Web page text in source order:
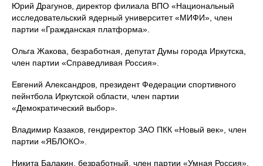
Юрий Драгунов, директор филиала ВПО «Национальный
исследовательский ядерный университет «МИФИ», член
партии «Гражданская платформа».
Ольга Жакова, безработная, депутат Думы города Иркутска,
член партии «Справедливая Россия».
Евгений Александров, президент Федерации спортивного
пейнтбола Иркутской области, член партии
«Демократический выбор».
Владимир Казаков, гендиректор ЗАО ПКК «Новый век», член
партии «ЯБЛОКО».
Никита Балакин, безработный, член партии «Умная Россия».